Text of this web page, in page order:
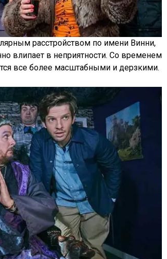
расстройством по имени Винни,
влипает в неприятности. Со временем
все более масштабными и дерзкими.